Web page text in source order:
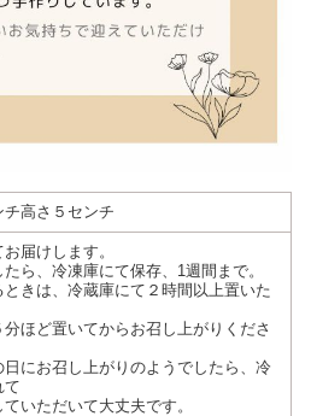
高さ５センチ
届けします。
ら、冷凍庫にて保存、1週間まで。
ときは、冷蔵庫にて２時間以上置いた
ほど置いてからお召し上がりくださ
日にお召し上がりのようでしたら、冷
て
いただいて大丈夫です。